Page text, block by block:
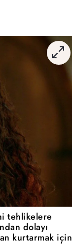
tehlikelere
dolayı
kurtarmak için